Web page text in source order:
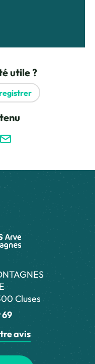
utile ?
(nouvelle fenêtre)
X / Twitter (nouvelle
sur WhatsApp
Partager par mail
Cluses
avis